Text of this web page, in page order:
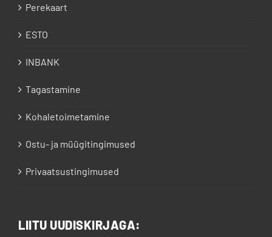
Perekaart
ESTO
INBANK
Tagastamine
Kohaletoimetamine
Ostu- ja müügitingimused
Privaatsustingimused
LIITU UUDISKIRJAGA: